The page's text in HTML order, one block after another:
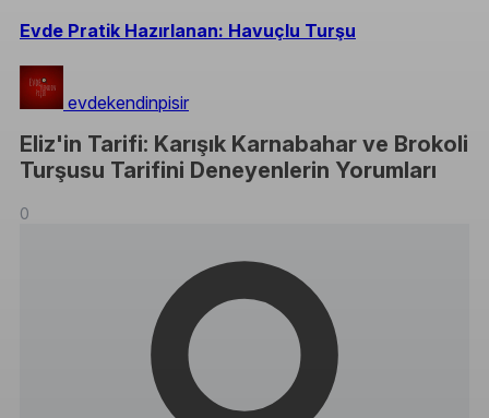
Evde Pratik Hazırlanan: Havuçlu Turşu
evdekendinpisir
Eliz'in Tarifi: Karışık Karnabahar ve Brokoli
Turşusu Tarifini Deneyenlerin Yorumları
0